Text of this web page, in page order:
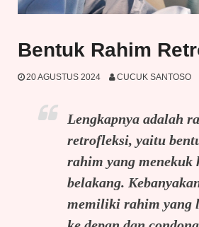
Bentuk Rahim
20 AGUSTUS 2024 CUCUK SANTOSO
Lengkapnya adalah
retrofleksi, yaitu
rahim yang menekuk
belakang.
memiliki rahim yang